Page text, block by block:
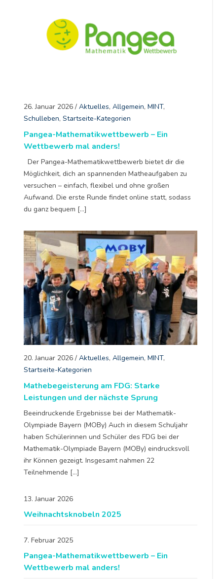
26. Januar 2026/ Aktuelles, Allgemein, MINT,
Schulleben, Startseite-Kategorien
Pangea-Mathematikwettbewerb – Ein
Wettbewerb mal anders!
Der Pangea-Mathematikwettbewerb bietet dir die
Möglichkeit, dich an spannenden Matheaufgaben zu
versuchen – einfach, flexibel und ohne großen
Aufwand. Die erste Runde findet online statt, sodass
du ganz bequem […]
20. Januar 2026/ Aktuelles, Allgemein, MINT,
Startseite-Kategorien
Mathebegeisterung am FDG: Starke
Leistungen und der nächste Sprung
Beeindruckende Ergebnisse bei der Mathematik-
Olympiade Bayern (MOBy) Auch in diesem Schuljahr
haben Schülerinnen und Schüler des FDG bei der
Mathematik-Olympiade Bayern (MOBy) eindrucksvoll
ihr Können gezeigt. Insgesamt nahmen 22
Teilnehmende […]
13. Januar 2026
Weihnachtsknobeln 2025
7. Februar 2025
Pangea-Mathematikwettbewerb – Ein
Wettbewerb mal anders!